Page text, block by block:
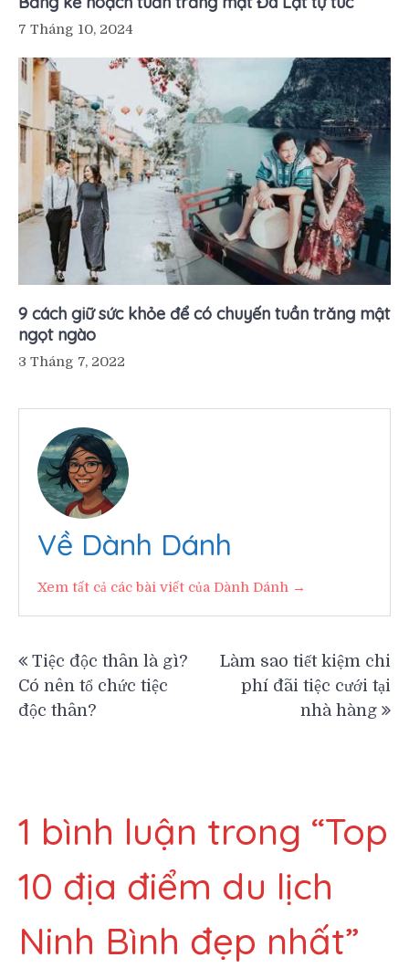
7 Tháng 10, 2024
9 cách giữ sức khỏe để có chuyến tuần trăng mật
ngọt ngào
3 Tháng 7, 2022
Về Dành Dánh
Xem tất cả các bài viết của Dành Dánh →
Điều
hướng
viết
Tiệc độc thân là gì?
Có nên tổ chức tiệc
độc thân?
Làm sao tiết kiệm chi
phí đãi tiệc cưới tại
nhà hàng
1 bình luận trong “Top
10 địa điểm du lịch
Ninh Bình đẹp nhất”